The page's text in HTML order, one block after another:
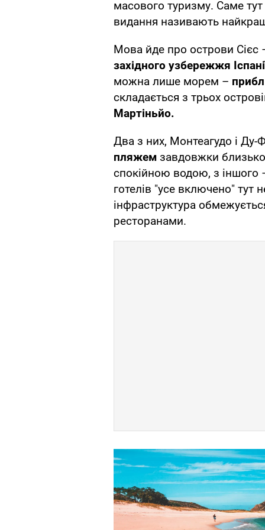
масового туризму. Саме
видання називають
Мова йде про острови Сієс
західного узбережжя
можна лише морем –
складається з трьох
Мартіньйо.
Два з них, Монтеагудо і
пляжем завдовжки
спокійною водою, з іншого
готелів "усе включено"
інфраструктура
ресторанами.